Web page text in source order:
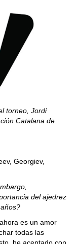
torneo, Jordi
Catalana de
Georgiev,
del ajedrez
es un amor
todas las